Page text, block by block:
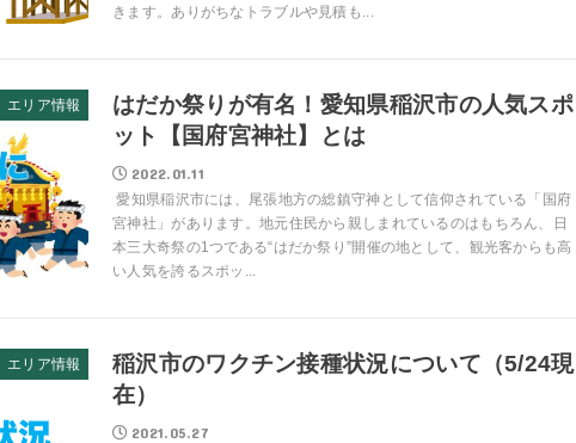
きます。ありがちなトラブルや見積も...
エリア情報
はだか祭りが有名！愛知県稲沢市の人気スポ
ット【国府宮神社】とは
2022.01.11
愛知県稲沢市には、尾張地方の総鎮守神として信仰されている「国府
宮神社」があります。地元住民から親しまれているのはもちろん、日
本三大奇祭の1つである“はだか祭り”開催の地として、観光客からも高
い人気を誇るスポッ...
エリア情報
稲沢市のワクチン接種状況について（5/24現
在）
2021.05.27